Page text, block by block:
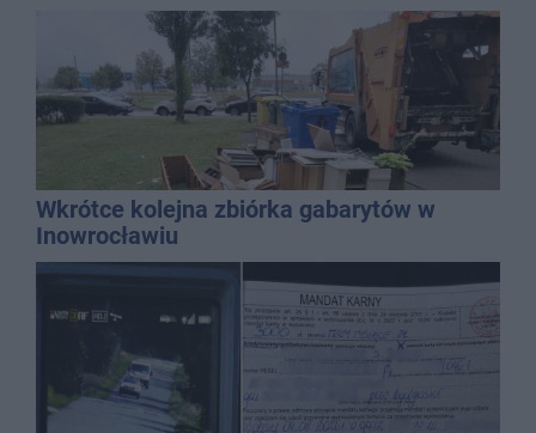
Wkrótce kolejna zbiórka gabarytów w
Inowrocławiu